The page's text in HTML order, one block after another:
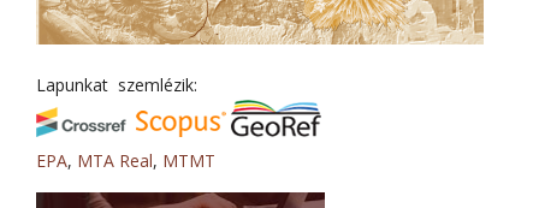
Lapunkat szemlézik:
EPA, MTA Real, MTMT